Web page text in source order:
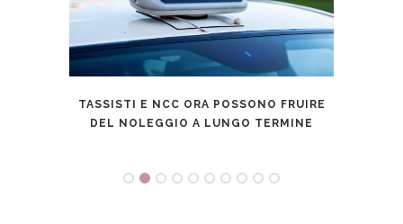
TASSISTI E NCC ORA POSSONO FRUIRE
DEL NOLEGGIO A LUNGO TERMINE